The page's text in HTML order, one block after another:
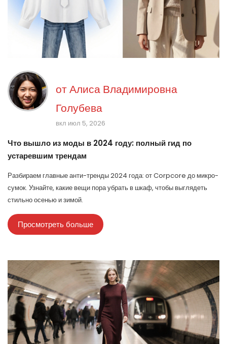
отАлиса Владимировна
Голубева
вкл июл 5, 2026
Что вышло из моды в 2024 году: полный гид по
устаревшим трендам
Разбираем главные анти-тренды 2024 года: от Corpcore до микро-
сумок. Узнайте, какие вещи пора убрать в шкаф, чтобы выглядеть
стильно осенью и зимой.
Просмотреть больше